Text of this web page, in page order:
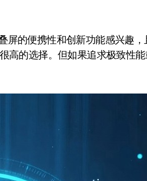
的便携性和创新功能感兴趣，
高的选择。但如果追求极致性